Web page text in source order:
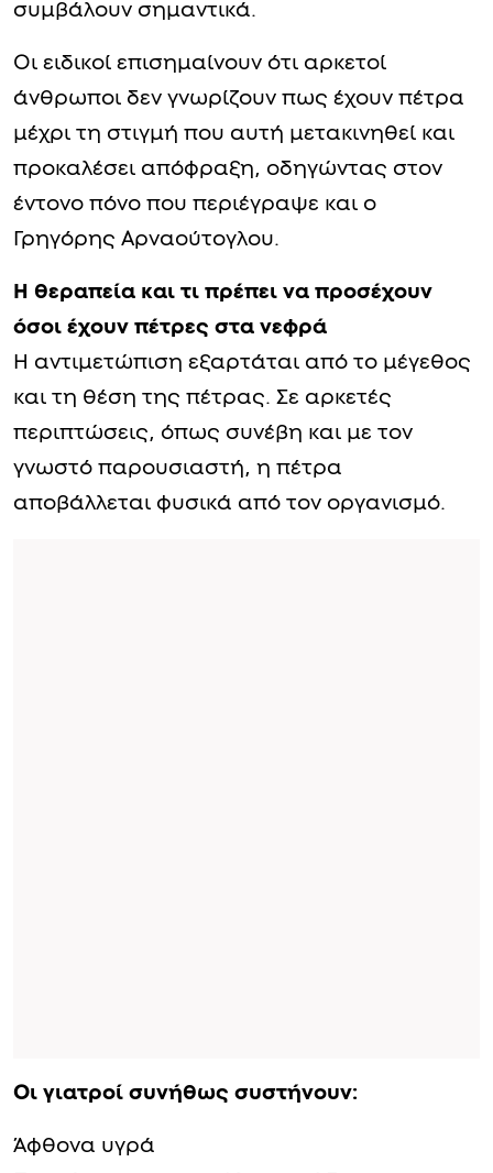
συμβάλουν σημαντικά.
Οι ειδικοί επισημαίνουν ότι αρκετοί
άνθρωποι δεν γνωρίζουν πως έχουν πέτρα
μέχρι τη στιγμή που αυτή μετακινηθεί και
προκαλέσει απόφραξη, οδηγώντας στον
έντονο πόνο που περιέγραψε και ο
Γρηγόρης Αρναούτογλου.
Η θεραπεία και τι πρέπει να προσέχουν
όσοι έχουν πέτρες στα νεφρά
Η αντιμετώπιση εξαρτάται από το μέγεθος
και τη θέση της πέτρας. Σε αρκετές
περιπτώσεις, όπως συνέβη και με τον
γνωστό παρουσιαστή, η πέτρα
αποβάλλεται φυσικά από τον οργανισμό.
Οι γιατροί συνήθως συστήνουν:
Άφθονα υγρά